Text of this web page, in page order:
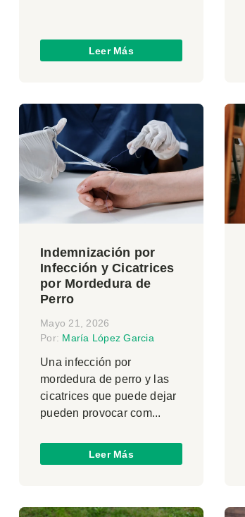
Leer Más
Indemnización por
Infección y Cicatrices
por Mordedura de
Perro
Mayo 21, 2026
Por: María López Garcia
Una infección por
mordedura de perro y las
cicatrices que puede dejar
pueden provocar com...
Leer Más